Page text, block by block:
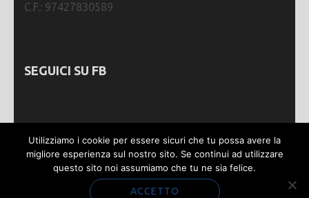
C.F.: 97427830589
SEGUICI SU FB
Webmastering bySGWEB | Metro Magazine |
Sviluppato da
Rara Theme. Powered by
Utilizziamo i cookie per essere sicuri che tu possa avere la
migliore esperienza sul nostro sito. Se continui ad utilizzare
questo sito noi assumiamo che tu ne sia felice.
ACCETTO